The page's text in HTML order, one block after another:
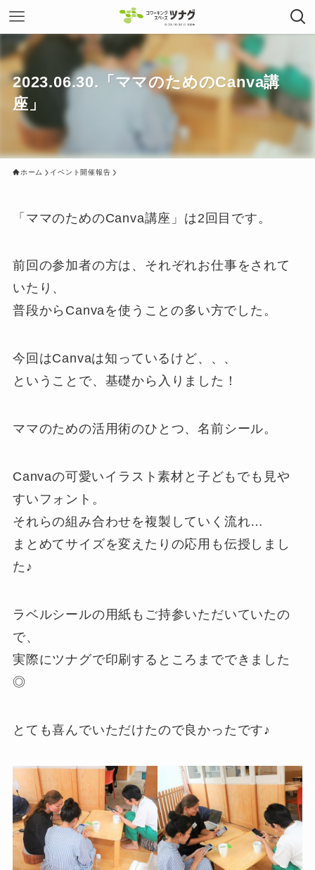
2023.06.30.「ママのためのCanva講
座」
ホーム イベント開催報告
「ママのためのCanva講座」は2回目です。
前回の参加者の方は、それぞれお仕事をされて
いたり、
普段からCanvaを使うことの多い方でした。
今回はCanvaは知っているけど、、、
ということで、基礎から入りました！
ママのための活用術のひとつ、名前シール。
Canvaの可愛いイラスト素材と子どもでも見や
すいフォント。
それらの組み合わせを複製していく流れ…
まとめてサイズを変えたりの応用も伝授しまし
た♪
ラベルシールの用紙もご持参いただいていたの
で、
実際にツナグで印刷するところまでできました
◎
とても喜んでいただけたので良かったです♪